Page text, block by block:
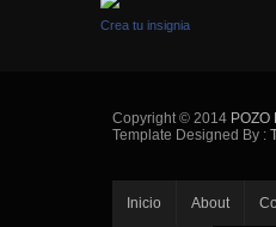
Crea tu insignia
Copyright © 2014 POZO
Template Designed By :
Inicio About